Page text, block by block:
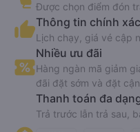
Được chọn điểm đón
Thông tin chính xác
Lịch chạy, giá vé cập
Nhiều ưu đãi
Hàng ngàn mã giảm
đãi đặt sớm và đặt cận
Thanh toán đa
Trả trước lẫn trả sau,